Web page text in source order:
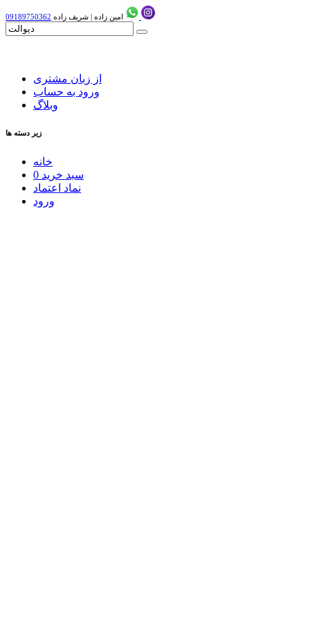
09189750362 امین زاده | شریف زاده
از زبان مشتری
ورود به حساب
وبلاگ
زیر دسته ها
خانه
0 سبد خرید
نماد اعتماد
ورود